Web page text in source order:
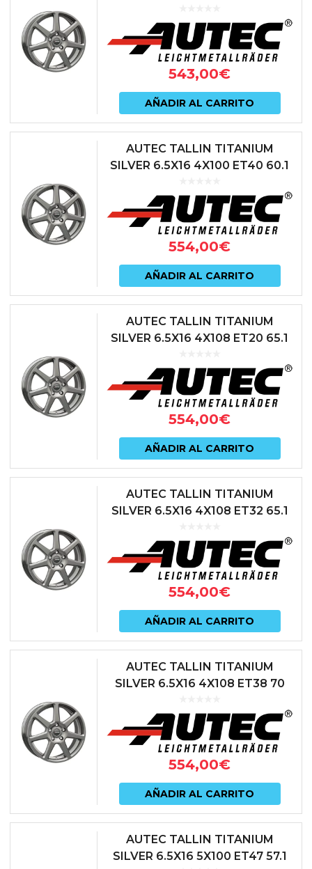
543,00€
AÑADIR AL CARRITO
AUTEC TALLIN TITANIUM
SILVER 6.5X16 4X100 ET40 60.1
554,00€
AÑADIR AL CARRITO
AUTEC TALLIN TITANIUM
SILVER 6.5X16 4X108 ET20 65.1
554,00€
AÑADIR AL CARRITO
AUTEC TALLIN TITANIUM
SILVER 6.5X16 4X108 ET32 65.1
554,00€
AÑADIR AL CARRITO
AUTEC TALLIN TITANIUM
SILVER 6.5X16 4X108 ET38 70
554,00€
AÑADIR AL CARRITO
AUTEC TALLIN TITANIUM
SILVER 6.5X16 5X100 ET47 57.1